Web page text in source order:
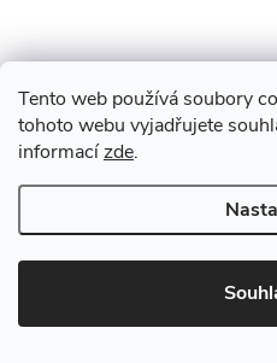
Tento web používá soubory
tohoto webu vyjadřujete
informacízde.
doporučujeme ještě